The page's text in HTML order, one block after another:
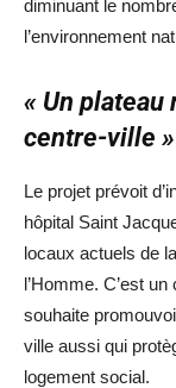
diminuant le
l’environnement
« Un
centre-ville »
Le projet prévoit
hôpital Saint
locaux actuels de
l’Homme. C’est
souhaite
ville aussi qui
logement social.